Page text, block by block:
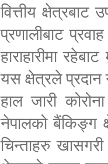
वित्तीय
प्रणालीबाट
हाराहारीमा
यस क्षेत्रले
हाल जारी
नेपालको बैंकिङ्ग
चिन्ताहरु